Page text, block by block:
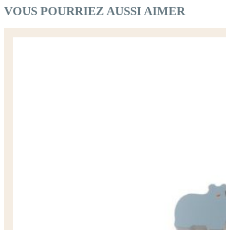
VOUS POURRIEZ AUSSI AIMER